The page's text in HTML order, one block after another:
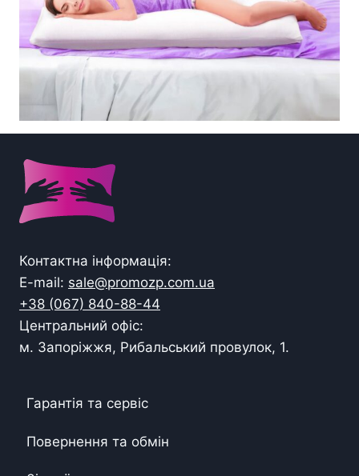
Контактна інформація:
E-mail: sale@promozp.com.ua
+38 (067) 840-88-44
Центральний офіс:
м. Запоріжжя, Рибальський провулок, 1.
Гарантія та сервіс
Повернення та обмін